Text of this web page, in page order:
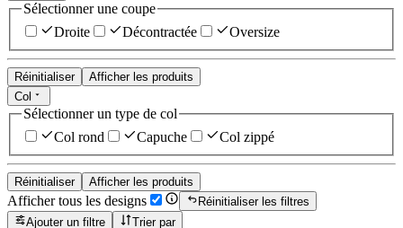
Sélectionner une coupe
Droite
Décontractée Oversize
Réinitialiser
Afficher les produits
Col
Sélectionner un type de col
Col rond
Capuche Col zippé
Réinitialiser Afficher les produits
Afficher tous les designs
Réinitialiser les filtres
Ajouter un filtre
Trier par